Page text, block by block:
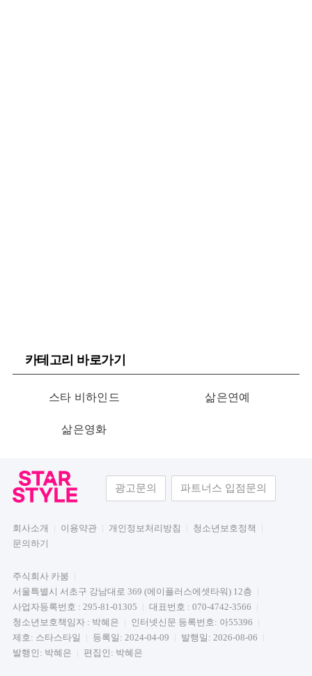
카테고리 바로가기
스타 비하인드 삶은연예
삶은영화
광고문의 파트너스 입점문의
회사소개 이용약관 개인정보처리방침
청소년보호정책
문의하기
주식회사 카붐
서울특별시 서초구 강남대로 369 (에이플러스에셋타워) 12층
사업자등록번호 : 295-81-01305
대표번호 : 070-4742-3566
청소년보호책임자 : 박혜은
인터넷신문 등록번호: 아55396
제호: 스타스타일
등록일: 2024-04-09
발행일: 2026-08-06
발행인: 박혜은
편집인: 박혜은